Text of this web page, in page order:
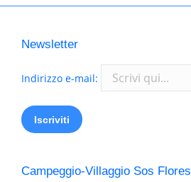
Newsletter
Indirizzo e-mail:
Campeggio-Villaggio Sos Flores